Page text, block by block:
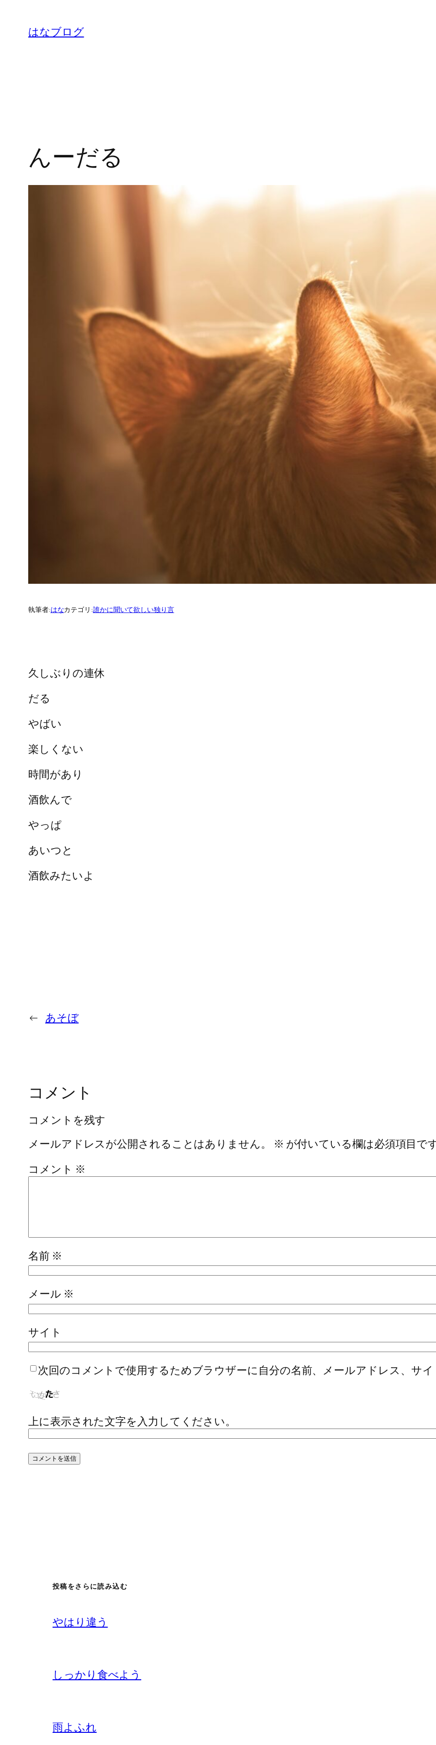
はなブログ
んーだる
執筆者:はなカテゴリ:誰かに聞いて欲しい独り言
久しぶりの連休
だる
やばい
楽しくない
時間があり
酒飲んで
やっぱ
あいつと
酒飲みたいよ
← あそぼ
コメント
コメントを残す
メールアドレスが公開されることはありません。
※ が付いている欄は必須項目で
コメント ※
名前 ※
メール ※
サイト
次回のコメントで使用するためブラウザーに自分の名前、メールアドレス、サ
上に表示された文字を入力してください。
投稿をさらに読み込む
やはり違う
しっかり食べよう
雨よふれ